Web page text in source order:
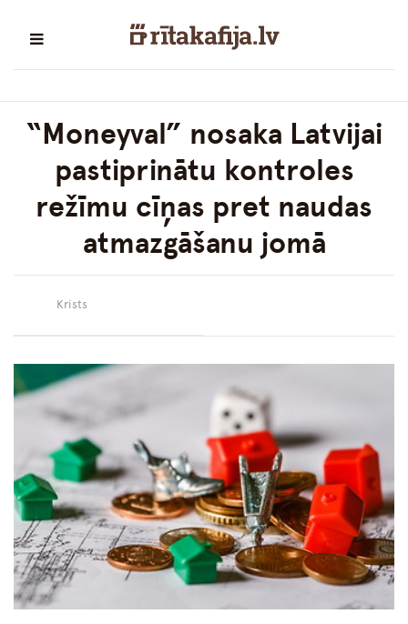
“Moneyval” nosaka Latvijai
pastiprinātu kontroles
režīmu cīņas pret naudas
atmazgāšanu jomā
Krists